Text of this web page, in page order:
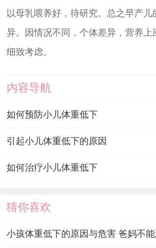
以母乳喂养好，待研究。总之早产儿
异。因情况不同，个体差异，营养上
细致考虑。
内容导航
如何预防小儿体重低下
引起小儿体重低下的原因
如何治疗小儿体重低下
猜你喜欢
小孩体重低下的原因与危害 爸妈不